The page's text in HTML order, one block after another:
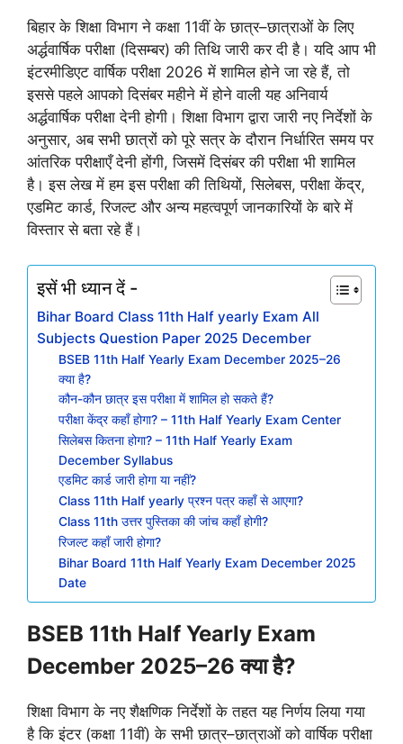
बिहार के शिक्षा विभाग ने कक्षा 11वीं के छात्र–छात्राओं के लिए
अर्द्धवार्षिक परीक्षा (दिसम्बर) की तिथि जारी कर दी है। यदि आप भी
इंटरमीडिएट वार्षिक परीक्षा 2026 में शामिल होने जा रहे हैं, तो
इससे पहले आपको दिसंबर महीने में होने वाली यह अनिवार्य
अर्द्धवार्षिक परीक्षा देनी होगी। शिक्षा विभाग द्वारा जारी नए निर्देशों के
अनुसार, अब सभी छात्रों को पूरे सत्र के दौरान निर्धारित समय पर
आंतरिक परीक्षाएँ देनी होंगी, जिसमें दिसंबर की परीक्षा भी शामिल
है। इस लेख में हम इस परीक्षा की तिथियों, सिलेबस, परीक्षा केंद्र,
एडमिट कार्ड, रिजल्ट और अन्य महत्वपूर्ण जानकारियों के बारे में
विस्तार से बता रहे हैं।
इसें भी ध्यान दें -
Bihar Board Class 11th Half yearly Exam All
Subjects Question Paper 2025 December
BSEB 11th Half Yearly Exam December 2025–26
क्या है?
कौन-कौन छात्र इस परीक्षा में शामिल हो सकते हैं?
परीक्षा केंद्र कहाँ होगा? – 11th Half Yearly Exam Center
सिलेबस कितना होगा? – 11th Half Yearly Exam
December Syllabus
एडमिट कार्ड जारी होगा या नहीं?
Class 11th Half yearly प्रश्न पत्र कहाँ से आएगा?
Class 11th उत्तर पुस्तिका की जांच कहाँ होगी?
रिजल्ट कहाँ जारी होगा?
Bihar Board 11th Half Yearly Exam December 2025
Date
BSEB 11th Half Yearly Exam
December 2025–26 क्या है?
शिक्षा विभाग के नए शैक्षणिक निर्देशों के तहत यह निर्णय लिया गया
है कि इंटर (कक्षा 11वीं) के सभी छात्र–छात्राओं को वार्षिक परीक्षा